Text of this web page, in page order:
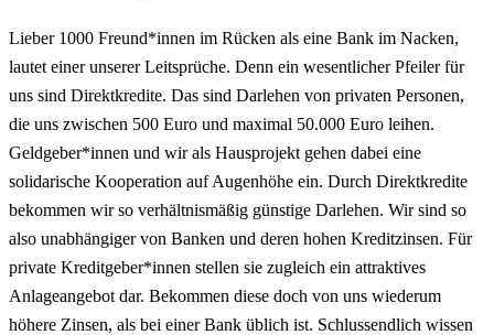
Lieber 1000 Freund*innen im Rücken als eine Bank im Nacken,
lautet einer unserer Leitsprüche. Denn ein wesentlicher Pfeiler für
uns sind Direktkredite. Das sind Darlehen von privaten Personen,
die uns zwischen 500 Euro und maximal 50.000 Euro leihen.
Geldgeber*innen und wir als Hausprojekt gehen dabei eine
solidarische Kooperation auf Augenhöhe ein. Durch Direktkredite
bekommen wir so verhältnismäßig günstige Darlehen. Wir sind so
also unabhängiger von Banken und deren hohen Kreditzinsen. Für
private Kreditgeber*innen stellen sie zugleich ein attraktives
Anlageangebot dar. Bekommen diese doch von uns wiederum
höhere Zinsen, als bei einer Bank üblich ist. Schlussendlich wissen